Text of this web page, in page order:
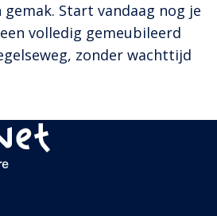
Start vandaag nog je
volledig gemeubileerd
zonder wachttijd